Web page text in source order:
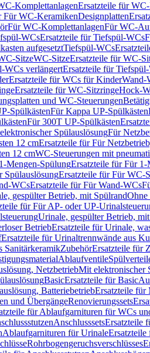
KomplettanlagenErsatzteile für
Für WC-KeramikenDesignplatten
Für WC-KomplettanlagenFür WC-
WCsErsatzteile für Tiefspül-WCs
aufgesetztTiefspül-WCs
SitzeWC-SitzeErsatzteile für WC-
WCs verlängertErsatzteile für
Ersatzteile für WCs für KinderWand-
Ersatzteile für WC-SitzringeHock-
und WC-Steuerungen
SpülkästenFür Kappa UP-Spülkästen
Für 300T UP-Spülkästen
SpülauslösungFür
12 cmErsatzteile für Für
12 cmWC-Steuerungen mit
Mengen-SpülungErsatzteile für Für
SpülauslösungErsatzteile für Für WC-
WCsErsatzteile für Für Wand-WCs
gespülter Betrieb, mit SpülrandOhne
für Für AP- oder UP-
Urinale, gespülter Betrieb,
BetriebErsatzteile für Urinale,
Ersatzteile für Urinaltrennwände aus
SanitärkeramikZubehörErsatzteile für
Ablaufventile
NetzbetriebMit elektronischer
BasicErsatzteile für Basic
BatteriebetriebErsatzteile für
und ÜbergängeRenovierungssets
für Ablaufgarnituren für WCs
AnschlusssetsErsatzteile
Ablaufgarnituren für Urinale
Rohrbogengeruchsverschlüsses